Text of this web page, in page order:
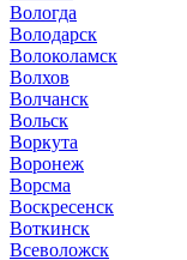
Вологда
Володарск
Волоколамск
Волхов
Волчанск
Вольск
Воркута
Воронеж
Ворсма
Воскресенск
Воткинск
Всеволожск